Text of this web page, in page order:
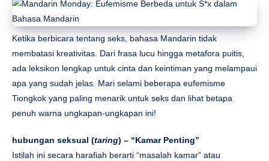
Ketika berbicara tentang seks, bahasa Mandarin tidak
membatasi kreativitas. Dari frasa lucu hingga metafora puitis,
ada leksikon lengkap untuk cinta dan keintiman yang melampaui
apa yang sudah jelas. Mari selami beberapa eufemisme
Tiongkok yang paling menarik untuk seks dan lihat betapa
penuh warna ungkapan-ungkapan ini!
hubungan seksual (taring) – “Kamar Penting”
Istilah ini secara harafiah berarti “masalah kamar” atau